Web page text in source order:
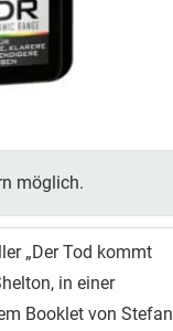
möglich.
„Der Tod kommt
in einer
Booklet von Stefan